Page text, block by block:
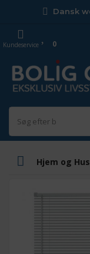
Dansk
Kundeservice 0
Hjem og